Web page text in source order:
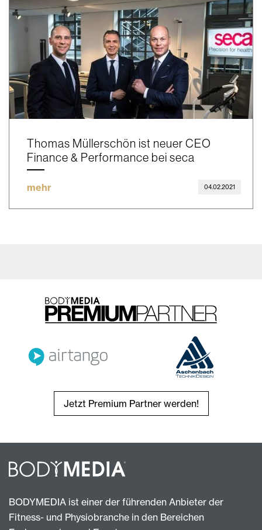
Thomas Müllerschön ist neuer CEO
Finance & Performance bei seca
mehr 04.02.2021
Jetzt Premium Partner werden!
BODYMEDIA ist einer der führenden Anbieter der
Fitness- und Physiobranche in den Bereichen